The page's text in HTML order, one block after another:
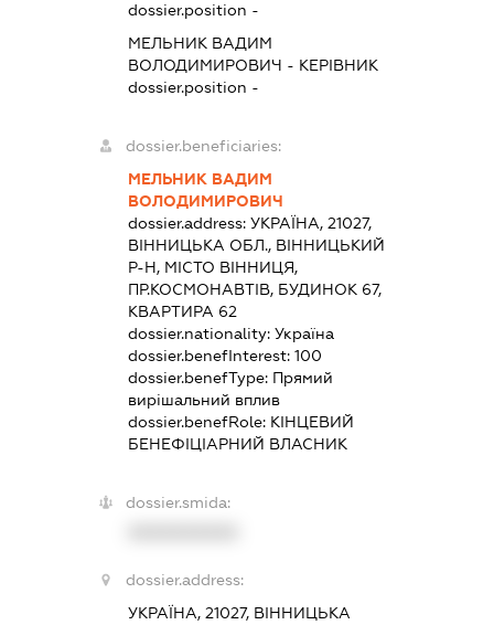
dossier.position -
МЕЛЬНИК ВАДИМ
ВОЛОДИМИРОВИЧ - КЕРІВНИК
dossier.position -
dossier.beneficiaries:
МЕЛЬНИК ВАДИМ
ВОЛОДИМИРОВИЧ
dossier.address:УКРАЇНА, 21027,
ВІННИЦЬКА ОБЛ., ВІННИЦЬКИЙ
Р-Н, МІСТО ВІННИЦЯ,
ПР.КОСМОНАВТІВ, БУДИНОК 67,
КВАРТИРА 62
dossier.nationality:Україна
dossier.benefInterest:100
dossier.benefType: Прямий
вирішальний вплив
dossier.benefRole: КІНЦЕВИЙ
БЕНЕФІЦІАРНИЙ ВЛАСНИК
dossier.smida:
dossier.address:
УКРАЇНА, 21027, ВІННИЦЬКА